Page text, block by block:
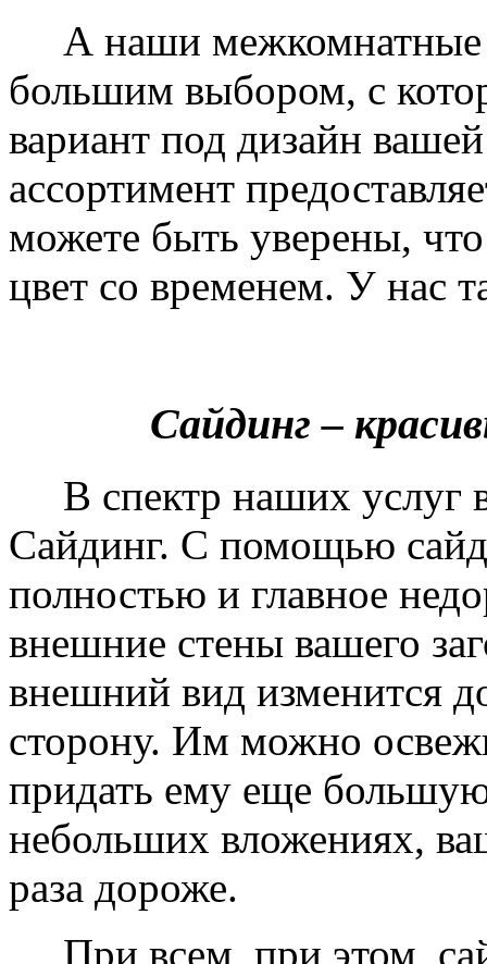
А наши межкомнатные
большим выбором, с
вариант под дизайн
ассортимент
можете быть уверены,
цвет со временем. У нас
Сайдинг –
В спектр наших услуг
Сайдинг. С помощью
полностью и главное
внешние стены вашего
внешний вид изменится
сторону. Им можно
придать ему еще
небольших вложениях,
раза дороже.
При всем, при этом,